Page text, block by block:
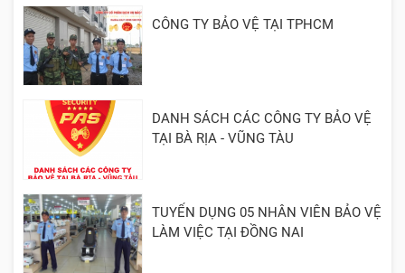
CÔNG TY BẢO VỆ TẠI TPHCM
DANH SÁCH CÁC CÔNG TY BẢO VỆ
TẠI BÀ RỊA - VŨNG TÀU
TUYỂN DỤNG 05 NHÂN VIÊN BẢO VỆ
LÀM VIỆC TẠI ĐỒNG NAI